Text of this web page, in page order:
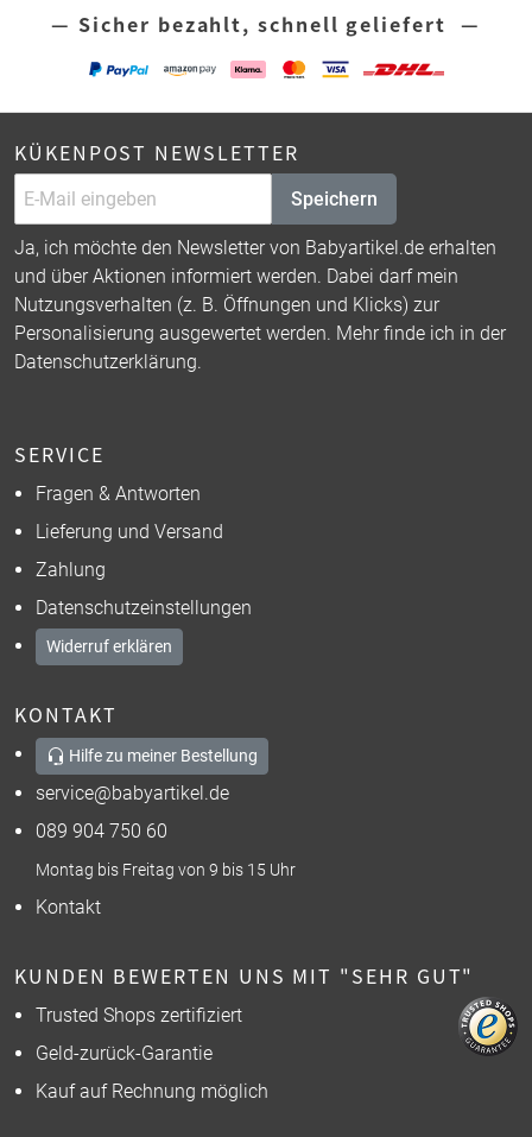
— Sicher bezahlt, schnell geliefert —
KÜKENPOST NEWSLETTER
Speichern
Ja, ich möchte den Newsletter von Babyartikel.de erhalten
und über Aktionen informiert werden. Dabei darf mein
Nutzungsverhalten (z. B. Öffnungen und Klicks) zur
Personalisierung ausgewertet werden. Mehr finde ich in der
Datenschutzerklärung.
SERVICE
Fragen & Antworten
Lieferung und Versand
Zahlung
Datenschutzeinstellungen
Widerruf erklären
KONTAKT
Hilfe zu meiner Bestellung
service@babyartikel.de
089 904 750 60
Montag bis Freitag von 9 bis 15 Uhr
Kontakt
KUNDEN BEWERTEN UNS MIT "SEHR GUT"
Trusted Shops zertifiziert
Geld-zurück-Garantie
Kauf auf Rechnung möglich